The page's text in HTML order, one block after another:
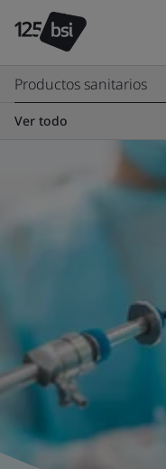
Productos sanitarios
Ver todo